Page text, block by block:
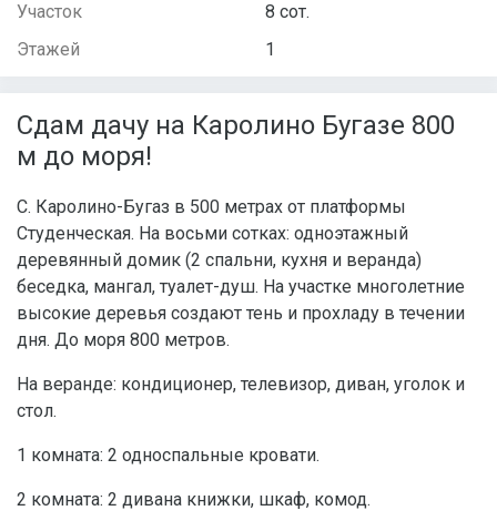
Участок
8 сот.
Этажей
1
Сдам дачу на Каролино Бугазе 800
м до моря!
С. Каролино-Бугаз в 500 метрах от платформы
Студенческая. На восьми сотках: одноэтажный
деревянный домик (2 спальни, кухня и веранда)
беседка, мангал, туалет-душ. На участке многолетние
высокие деревья создают тень и прохладу в течении
дня. До моря 800 метров.
На веранде: кондиционер, телевизор, диван, уголок и
стол.
1 комната: 2 односпальные кровати.
2 комната: 2 дивана книжки, шкаф, комод.